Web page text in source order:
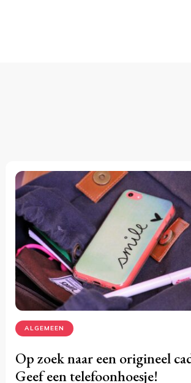
ALGEMEEN
Op zoek naar een origineel
Geef een telefoonhoesje!